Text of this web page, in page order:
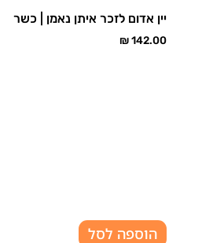
יין אדום לזכר איתן נאמן | כשר
₪142.00
הוספה לסל